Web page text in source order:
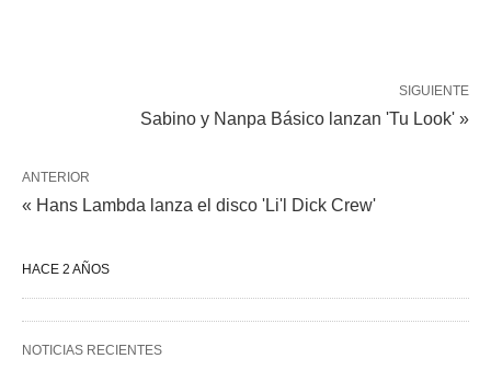
SIGUIENTE
Sabino y Nanpa Básico lanzan 'Tu Look' »
ANTERIOR
« Hans Lambda lanza el disco 'Li'l Dick Crew'
HACE 2 AÑOS
NOTICIAS RECIENTES